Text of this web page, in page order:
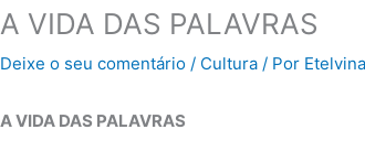
A VIDA DAS PALAVRAS
Deixe o seu comentário / Cultura / Por
A VIDA DAS PALAVRAS